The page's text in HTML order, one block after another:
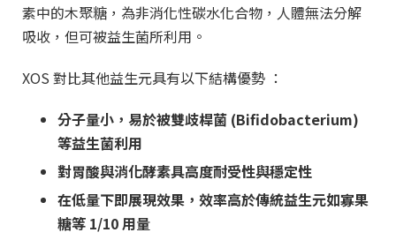
素中的木聚糖，為非消化性碳水化合物，人體無法分解
吸收，但可被益生菌所利用。
XOS 對比其他益生元具有以下結構優勢 ：
分子量小，易於被雙歧桿菌 (Bifidobacterium)
等益生菌利用
對胃酸與消化酵素具高度耐受性與穩定性
在低量下即展現效果，效率高於傳統益生元如寡果
糖等 1/10 用量